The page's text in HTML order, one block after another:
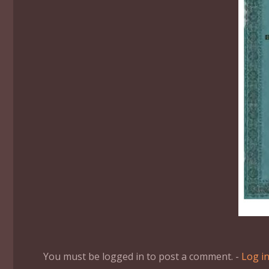
You must be logged in to post a comment. - Log in